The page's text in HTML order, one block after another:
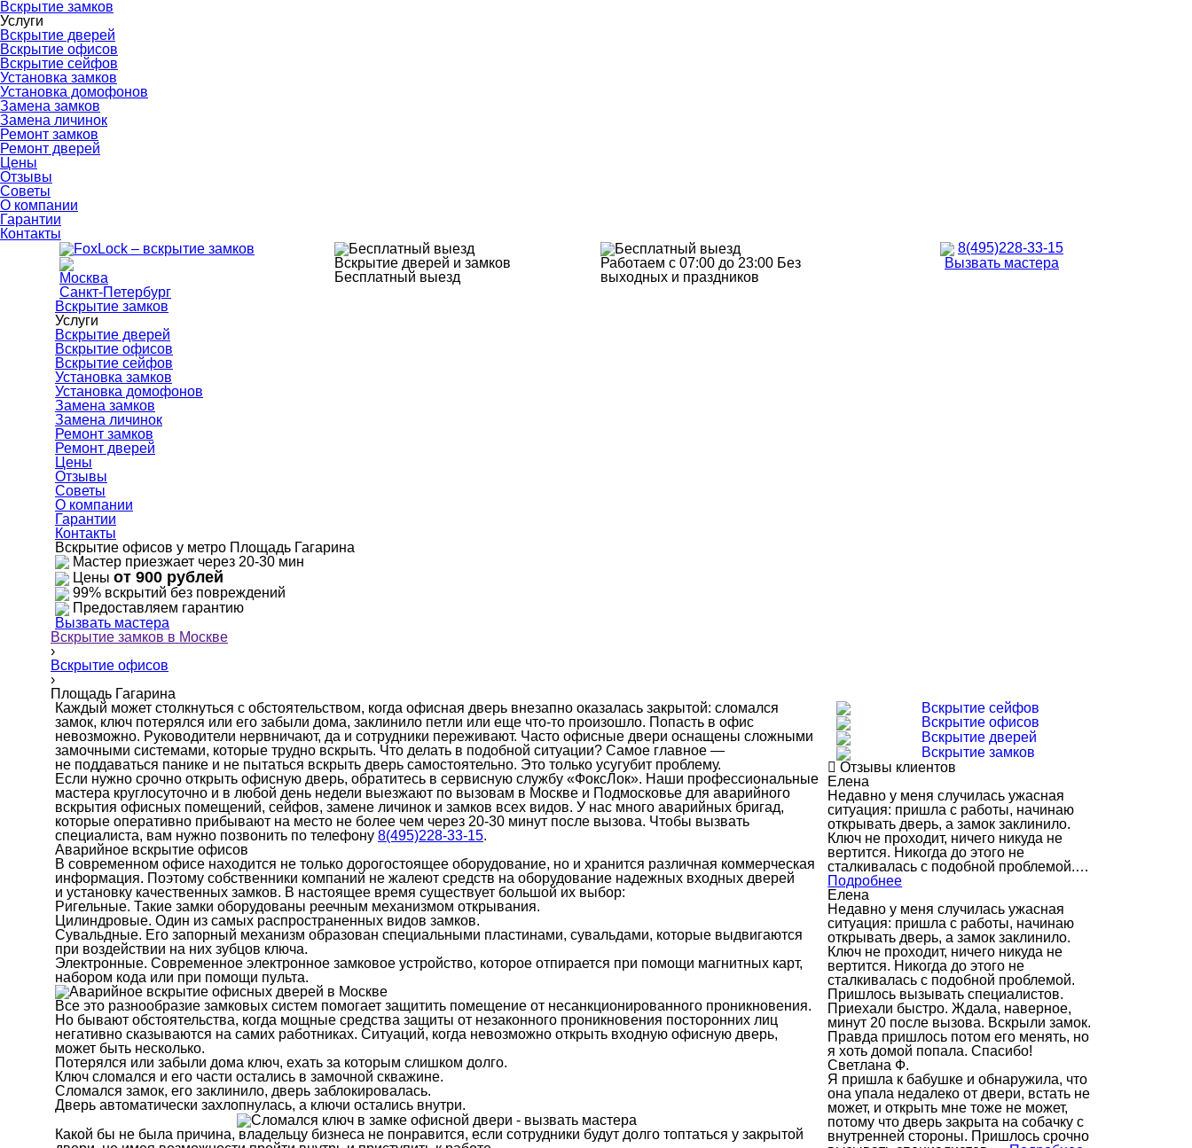
Вскрытие замков
Услуги
Вскрытие дверей
Вскрытие офисов
Вскрытие сейфов
Установка замков
Установка домофонов
Замена замков
Замена личинок
Ремонт замков
Ремонт дверей
Цены
Отзывы
Советы
О компании
Гарантии
Контакты
Москва
Санкт-Петербург
Вскрытие дверей и замков
Бесплатный выезд
Работаем с 07:00 до 23:00 Без
выходных и праздников
8(495)228-33-15
Вызвать мастера
Вскрытие замков
Услуги
Вскрытие дверей
Вскрытие офисов
Вскрытие сейфов
Установка замков
Установка домофонов
Замена замков
Замена личинок
Ремонт замков
Ремонт дверей
Цены
Отзывы
Советы
О компании
Гарантии
Контакты
Вскрытие офисов у метро Площадь Гагарина
Мастер приезжает через 20-30 мин
Цены от 900 рублей
99% вскрытий без повреждений
Предоставляем гарантию
Вызвать мастера
Вскрытие замков в Москве
›
Вскрытие офисов
›
Площадь Гагарина
Каждый может столкнуться с обстоятельством, когда офисная дверь внезапно оказалась закрытой: сломался
замок, ключ потерялся или его забыли дома, заклинило петли или еще что-то произошло. Попасть в офис
невозможно. Руководители нервничают, да и сотрудники переживают. Часто офисные двери оснащены сложными
замочными системами, которые трудно вскрыть. Что делать в подобной ситуации? Самое главное —
не поддаваться панике и не пытаться вскрыть дверь самостоятельно. Это только усугубит проблему.
Если нужно срочно открыть офисную дверь, обратитесь в сервисную службу «ФоксЛок». Наши профессиональные
мастера круглосуточно и в любой день недели выезжают по вызовам в Москве и Подмосковье для аварийного
вскрытия офисных помещений, сейфов, замене личинок и замков всех видов. У нас много аварийных бригад,
которые оперативно прибывают на место не более чем через 20-30 минут после вызова. Чтобы вызвать
специалиста, вам нужно позвонить по телефону 8(495)228-33-15.
Аварийное вскрытие офисов
В современном офисе находится не только дорогостоящее оборудование, но и хранится различная коммерческая
информация. Поэтому собственники компаний не жалеют средств на оборудование надежных входных дверей
и установку качественных замков. В настоящее время существует большой их выбор:
Ригельные. Такие замки оборудованы реечным механизмом открывания.
Цилиндровые. Один из самых распространенных видов замков.
Сувальдные. Его запорный механизм образован специальными пластинами, сувальдами, которые выдвигаются
при воздействии на них зубцов ключа.
Электронные. Современное электронное замковое устройство, которое отпирается при помощи магнитных карт,
набором кода или при помощи пульта.
Все это разнообразие замковых систем помогает защитить помещение от несанкционированного проникновения.
Но бывают обстоятельства, когда мощные средства защиты от незаконного проникновения посторонних лиц
негативно сказываются на самих работниках. Ситуаций, когда невозможно открыть входную офисную дверь,
может быть несколько.
Потерялся или забыли дома ключ, ехать за которым слишком долго.
Ключ сломался и его части остались в замочной скважине.
Сломался замок, его заклинило, дверь заблокировалась.
Дверь автоматически захлопнулась, а ключи остались внутри.
Какой бы не была причина, владельцу бизнеса не понравится, если сотрудники будут долго топтаться у закрытой
Вскрытие сейфов
Вскрытие офисов
Вскрытие дверей
Вскрытие замков
Отзывы клиентов
Елена
Недавно у меня случилась ужасная
ситуация: пришла с работы, начинаю
открывать дверь, а замок заклинило.
Ключ не проходит, ничего никуда не
вертится. Никогда до этого не
сталкивалась с подобной проблемой.…
Подробнее
Елена
Недавно у меня случилась ужасная
ситуация: пришла с работы, начинаю
открывать дверь, а замок заклинило.
Ключ не проходит, ничего никуда не
вертится. Никогда до этого не
сталкивалась с подобной проблемой.
Пришлось вызывать специалистов.
Приехали быстро. Ждала, наверное,
минут 20 после вызова. Вскрыли замок.
Правда пришлось потом его менять, но
я хоть домой попала. Спасибо!
Светлана Ф.
Я пришла к бабушке и обнаружила, что
она упала недалеко от двери, встать не
может, и открыть мне тоже не может,
потому что дверь закрыта на собачку с
внутренней стороны. Пришлось срочно